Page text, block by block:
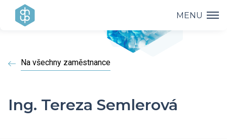
MENU
Vedení ústavu
Výzkumné skupiny a oddělení
Výzkum
Vědecké úspěchy
Na všechny zaměstnance
Ing. Tereza Semlerová